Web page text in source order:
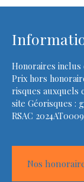
Honoraires inclus
Prix hors
risques auxquels
site Géorisques :
RSAC
Nos